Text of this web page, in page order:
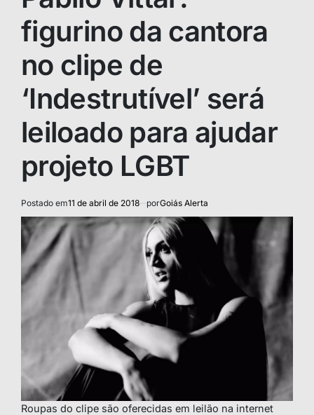
figurino da cantora
no clipe de
‘Indestrutível’ será
leiloado para ajudar
projeto LGBT
Postado em11 de abril de 2018 porGoiás Alerta
Roupas do clipe são oferecidas em leilão na internet